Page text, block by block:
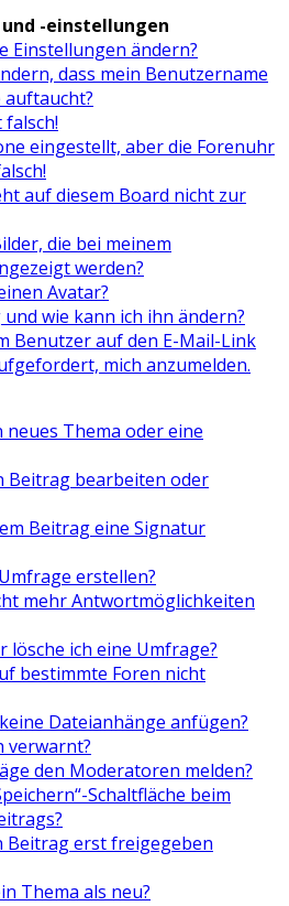
-einstellungen
Einstellungen ändern?
dass mein Benutzername
eingestellt, aber die Forenuhr
auf diesem Board nicht zur
die bei meinem
werden?
Avatar?
wie kann ich ihn ändern?
Benutzer auf den E-Mail-Link
mich anzumelden.
neues Thema oder eine
Beitrag bearbeiten oder
Beitrag eine Signatur
erstellen?
mehr Antwortmöglichkeiten
lösche ich eine Umfrage?
bestimmte Foren nicht
Dateianhänge anfügen?
verwarnt?
den Moderatoren melden?
Schaltfläche beim
Beitrag erst freigegeben
Thema als neu?